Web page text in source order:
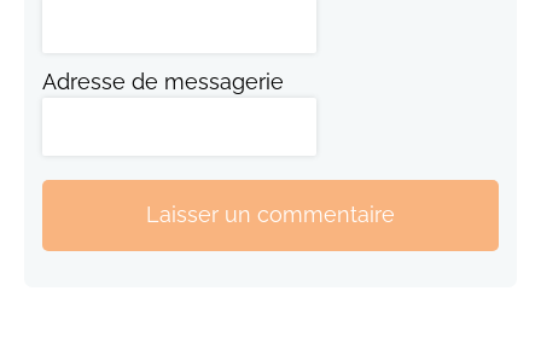
Adresse de messagerie
Laisser un commentaire